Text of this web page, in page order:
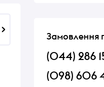
Замовлення
(044) 286
(098) 606